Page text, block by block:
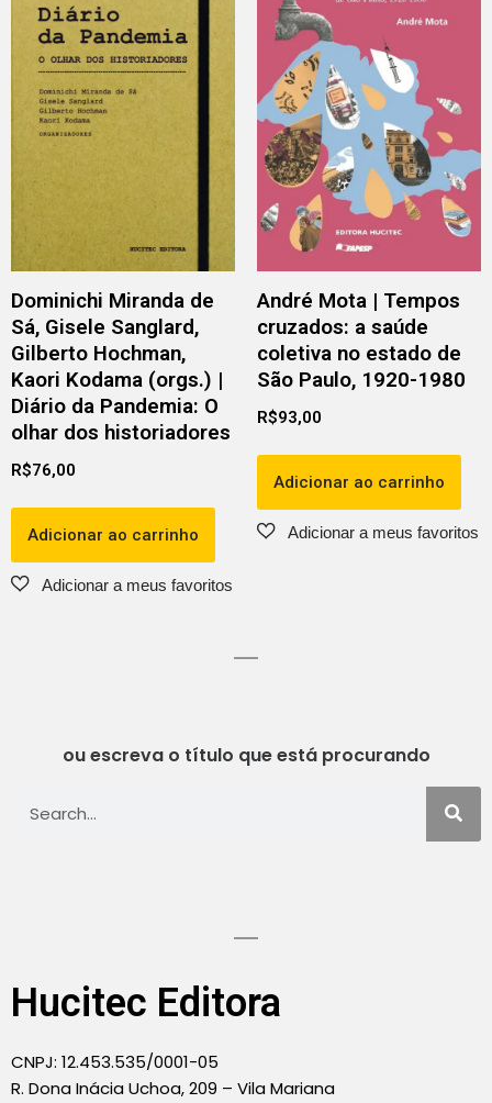
Dominichi Miranda de
Sá, Gisele Sanglard,
Gilberto Hochman,
Kaori Kodama (orgs.) |
Diário da Pandemia: O
olhar dos historiadores
R$76,00
Adicionar ao carrinho
André Mota | Tempos
cruzados: a saúde
coletiva no estado de
São Paulo, 1920-1980
R$93,00
Adicionar ao carrinho
ou escreva o título que está procurando
Hucitec Editora
CNPJ: 12.453.535/0001-05
R. Dona Inácia Uchoa, 209 – Vila Mariana